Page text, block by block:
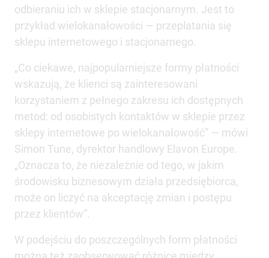
odbieraniu ich w sklepie stacjonarnym. Jest to
przykład wielokanałowości — przeplatania się
sklepu internetowego i stacjonarnego.
„Co ciekawe, najpopularniejsze formy płatności
wskazują, że klienci są zainteresowani
korzystaniem z pełnego zakresu ich dostępnych
metod: od osobistych kontaktów w sklepie przez
sklepy internetowe po wielokanałowość” — mówi
Simon Tune, dyrektor handlowy Elavon Europe.
„Oznacza to, że niezależnie od tego, w jakim
środowisku biznesowym działa przedsiębiorca,
może on liczyć na akceptację zmian i postępu
przez klientów”.
W podejściu do poszczególnych form płatności